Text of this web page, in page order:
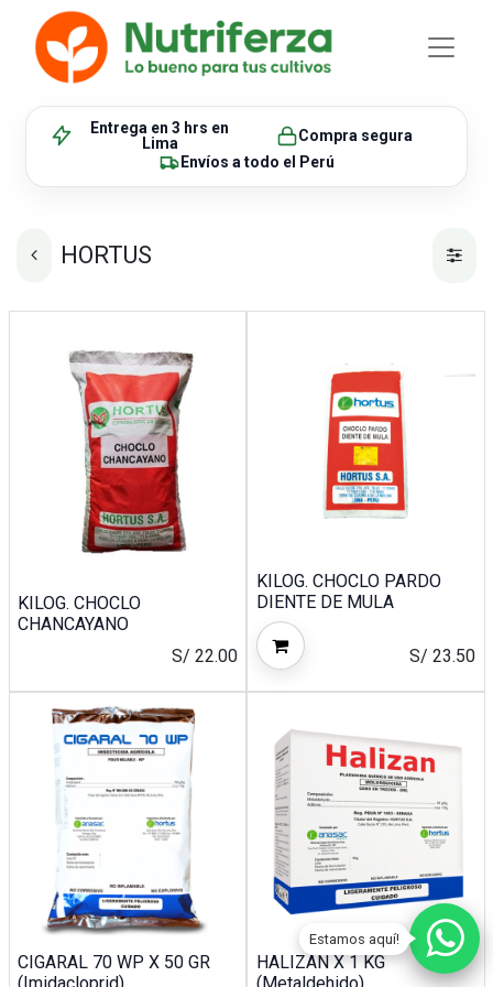
Estamos aquí!
Entrega en 3 hrs en
Lima
Compra segura
Envíos a todo el Perú
HORTUS
KILOG. CHOCLO
CHANCAYANO
S/ 22.00
KILOG. CHOCLO PARDO
DIENTE DE MULA
S/ 23.50
CIGARAL 70 WP X 50 GR
HALIZAN X 1 KG